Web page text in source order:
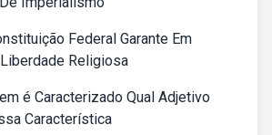
Federal Garante Em
Religiosa
é Caracterizado Qual Adjetivo
Característica